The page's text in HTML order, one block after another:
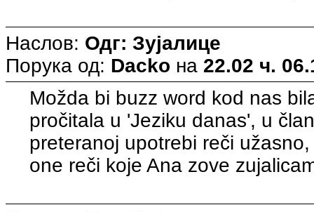
Наслов: Одг: Зујалице
Порука од: Dacko на 22.02 ч.
Možda bi buzz word kod nas
pročitala u 'Jeziku danas', u
preteranoj upotrebi reči
one reči koje Ana zove